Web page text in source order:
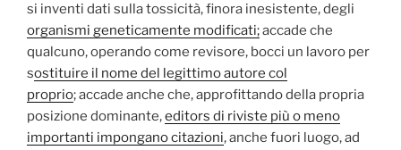
si inventi dati sulla tossicità, finora inesistente, degli
organismi geneticamente modificati;accade che
qualcuno, operando come revisore, bocci un lavoro per
sostituire il nome del legittimo autore col
proprio; accade anche che, approfittando della propria
posizione dominante,editors di riviste più o meno
importanti impongano citazioni, anche fuori luogo, ad